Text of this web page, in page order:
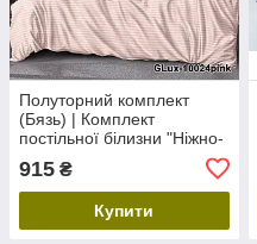
Полуторний комплект
(Бязь) | Комплект
постільної білизни "Ніжно-
Простирадло 150х220 см
915 ₴
Купити